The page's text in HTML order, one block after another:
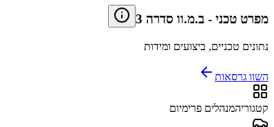
מפרט טכני - ב.מ.וו סדרה 3
נתונים טכניים, ביצועים ומידות
השוו גרסאות
קטגוריהמנהלים פרימיום